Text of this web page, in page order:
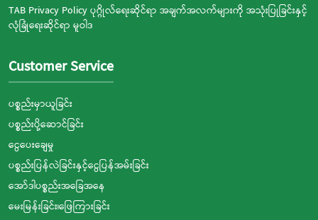
TAB Privacy Policy ပုဂ္ဂိုလ်ရေးဆိုင်ရာ အချက်အလက်များကို အသုံးပြုခြင်းနှင့်
လုံခြုံရေးဆိုင်ရာ မူဝါဒ
Customer Service
ပစ္စည်းမှာယူခြင်း
ပစ္စည်းပို့ဆောင်ခြင်း
ငွေပေးချေမှု
ပစ္စည်းပြန်လဲခြင်းနှင့်ငွေပြန်အမ်းခြင်း
အော်ဒါပစ္စည်းအခြေအနေ
မေးမြန်းခြင်း၊ဖြေကြားခြင်း